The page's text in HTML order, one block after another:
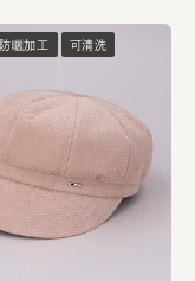
防曬加工 可清洗